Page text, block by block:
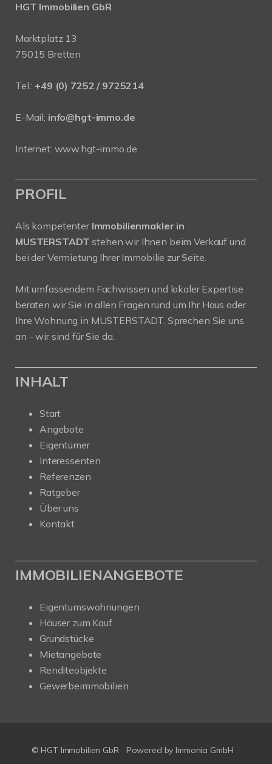
HGT Immobilien GbR
Marktplatz 13
75015 Bretten
Tel.: +49 (0) 7252 / 9725214
E-Mail: info@hgt-immo.de
Internet: www.hgt-immo.de
PROFIL
Als kompetenter Immobilienmakler in
MUSTERSTADT stehen wir Ihnen beim Verkauf und
bei der Vermietung Ihrer Immobilie zur Seite.
Mit umfassendem Fachwissen und lokaler Expertise
beraten wir Sie in allen Fragen rund um Ihr Haus oder
Ihre Wohnung in MUSTERSTADT. Sprechen Sie uns
an - wir sind für Sie da.
INHALT
Start
Angebote
Eigentümer
Interessenten
Referenzen
Ratgeber
Über uns
Kontakt
IMMOBILIENANGEBOTE
Eigentumswohnungen
Häuser zum Kauf
Grundstücke
Mietangebote
Renditeobjekte
Gewerbeimmobilien
© HGT Immobilien GbR
Powered by Immonia GmbH